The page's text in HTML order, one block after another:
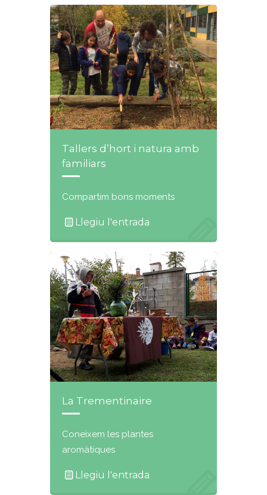
Tallers d’hort i natura amb
familiars
Compartim bons moments
Llegiu l'entrada
La Trementinaire
Coneixem les plantes
aromàtiques
Llegiu l'entrada